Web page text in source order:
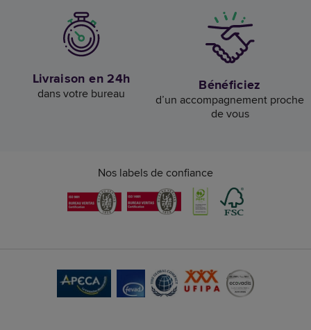
Livraison en 24h
dans votre bureau Bénéficiez
d’un accompagnement proche
de vous
Nos labels de confiance